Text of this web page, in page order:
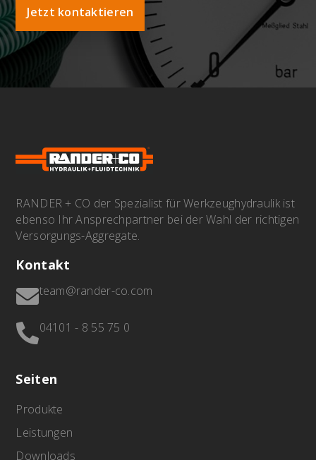
Jetzt kontaktieren
RANDER + CO der Spezialist für Werkzeughydraulik ist
ebenso Ihr Ansprechpartner bei der Wahl der richtigen
Versorgungs-Aggregate.
Kontakt
team@rander-co.com
04101 - 8 55 75 0
Seiten
Produkte
Leistungen
Downloads